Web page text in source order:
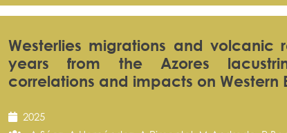
Westerlies migrations and volcanic
years from the Azores
correlations and impacts on Western
2025